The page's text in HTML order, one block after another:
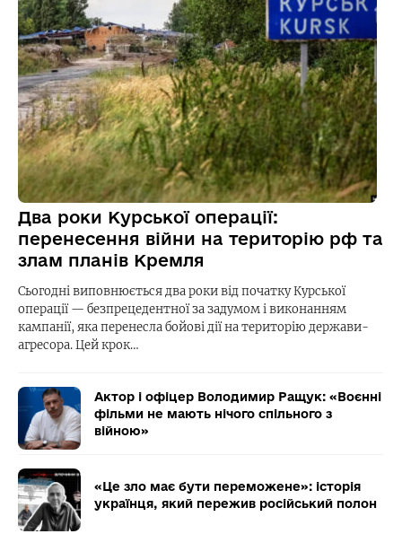
Два роки Курської операції:
перенесення війни на територію рф та
злам планів Кремля
Сьогодні виповнюється два роки від початку Курської
операції — безпрецедентної за задумом і виконанням
кампанії, яка перенесла бойові дії на територію держави-
агресора. Цей крок…
Актор і офіцер Володимир Ращук: «Воєнні
фільми не мають нічого спільного з
війною»
«Це зло має бути переможене»: історія
українця, який пережив російський полон